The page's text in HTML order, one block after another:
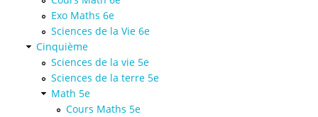
Exo Maths 6e
Sciences de la Vie 6e
Cinquième
Sciences de la vie 5e
Sciences de la terre 5e
Math 5e
Cours Maths 5e